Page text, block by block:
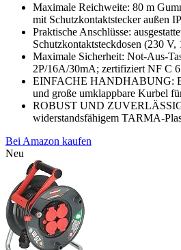
Maximale Reichweite: 80 m
mit Schutzkontaktstecker außen
Praktische Anschlüsse:
Schutzkontaktsteckdosen (230 V,
Maximale Sicherheit: Not-Aus-
2P/16A/30mA; zertifiziert NF C
EINFACHE HANDHABUNG:
und große umklappbare Kurbel
ROBUST UND ZUVERLÄSSIG
widerstandsfähigem TARMA-
Bei Amazon kaufen
Neu